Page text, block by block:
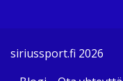
siriussport.fi 2026